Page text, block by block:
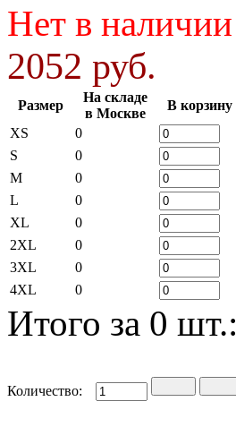
Нет в наличии
2052 руб.
Размер
На складе
в Москве
В корзину
XS
0
S
0
M
0
L
0
XL
0
2XL
0
3XL
0
4XL
0
Итого за 0 шт.:
Количество: